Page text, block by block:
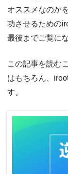
オススメなのか
功させるための
最後までご覧に
この記事を読む
はもちろん、
す。